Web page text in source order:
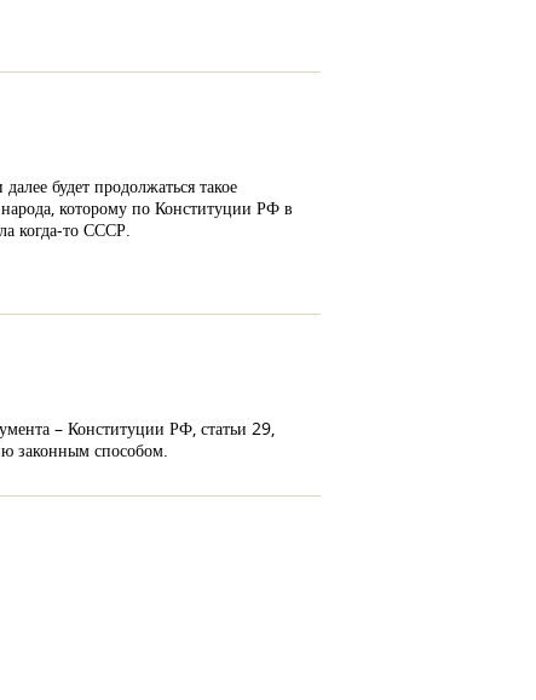
будет продолжаться такое
которому по Конституции РФ в
когда-то СССР.
– Конституции РФ, статьи 29,
законным способом.